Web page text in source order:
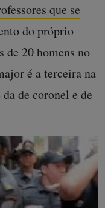
que se
do próprio
de 20 homens no
é a terceira na
de coronel e de